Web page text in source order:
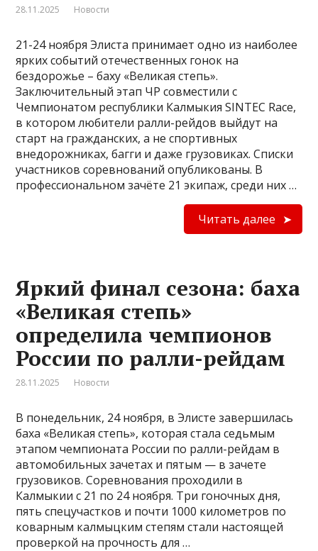
28.11.2025 Новости
21-24 ноября Элиста принимает одно из наиболее
ярких событий отечественных гонок на
бездорожье – баху «Великая степь».
Заключительный этап ЧР совместили с
Чемпионатом республики Калмыкия SINTEC Race,
в котором любители ралли-рейдов выйдут на
старт на гражданских, а не спортивных
внедорожниках, багги и даже грузовиках. Списки
участников соревнований опубликованы. В
профессиональном зачёте 21 экипаж, среди них …
Читать далее
Яркий финал сезона: баха
«Великая степь»
определила чемпионов
России по ралли-рейдам
28.11.2025 Новости
В понедельник, 24 ноября, в Элисте завершилась
баха «Великая степь», которая стала седьмым
этапом чемпионата России по ралли-рейдам в
автомобильных зачетах и пятым — в зачете
грузовиков. Соревнования проходили в
Калмыкии с 21 по 24 ноября. Три гоночных дня,
пять спецучастков и почти 1000 километров по
коварным калмыцким степям стали настоящей
проверкой на прочность для …